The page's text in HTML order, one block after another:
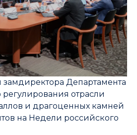
замдиректора Департамента
регулирования отрасли
и драгоценных камней
на Недели российского